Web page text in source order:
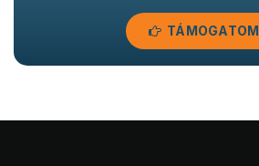
TÁMOGATOM